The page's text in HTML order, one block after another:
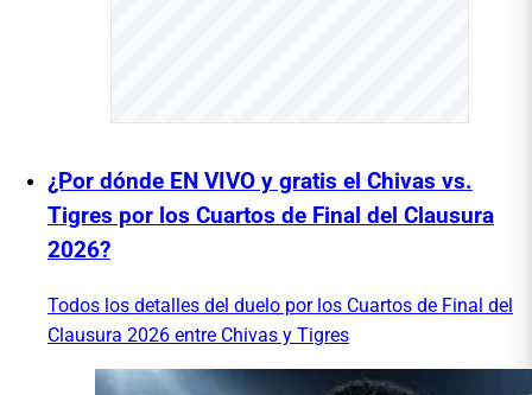
¿Por dónde EN VIVO y gratis el Chivas vs.
Tigres por los Cuartos de Final del Clausura
2026?
Todos los detalles del duelo por los Cuartos de Final del
Clausura 2026 entre Chivas y Tigres